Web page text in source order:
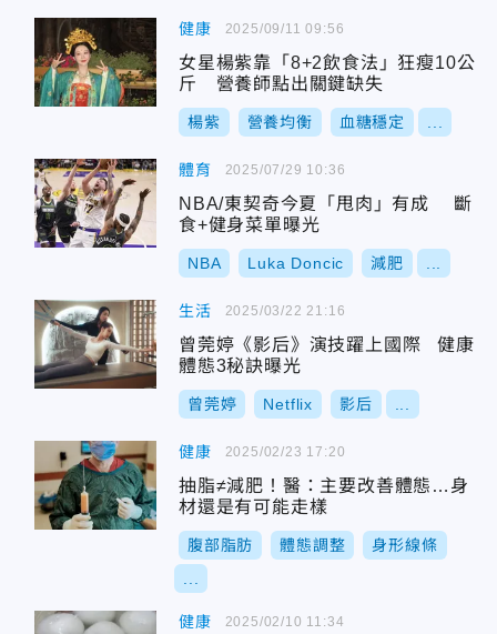
健康
女星楊紫靠「8+2飲食法」狂瘦10公
斤 營養師點出關鍵缺失
楊紫 營養均衡 血糖穩定
2025/09/11 09:56
體育
NBA/東契奇今夏「甩肉」有成 斷
食+健身菜單曝光
NBA Luka Doncic 減肥
2025/07/29 10:36
生活
曾莞婷《影后》演技躍上國際 健康
體態3秘訣曝光
曾莞婷 Netflix 影后
2025/03/22 21:16
健康
抽脂≠減肥！醫：主要改善體態…身
材還是有可能走樣
腹部脂肪 體態調整 身形線條
2025/02/23 17:20
健康 2025/02/10 11:34